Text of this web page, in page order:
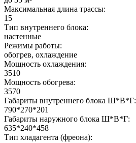
Максимальная длина трассы:
15
Тип внутреннего блока:
настенные
Режимы работы:
обогрев, охлаждение
Мощность охлаждения:
3510
Мощность обогрева:
3570
Габариты внутреннего блока Ш*В*Г:
790*270*201
Габариты наружного блока Ш*В*Г:
635*240*458
Тип хладагента (фреона):